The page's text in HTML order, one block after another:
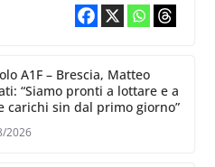
A1F – Brescia, Matteo
“Siamo pronti a lottare e a
carichi sin dal primo giorno”
2026